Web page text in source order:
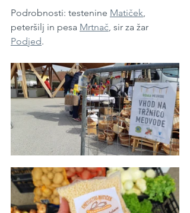
Podrobnosti: testenine Matiček,
peteršilj in pesa Mrtnač, sir za žar
Podjed.